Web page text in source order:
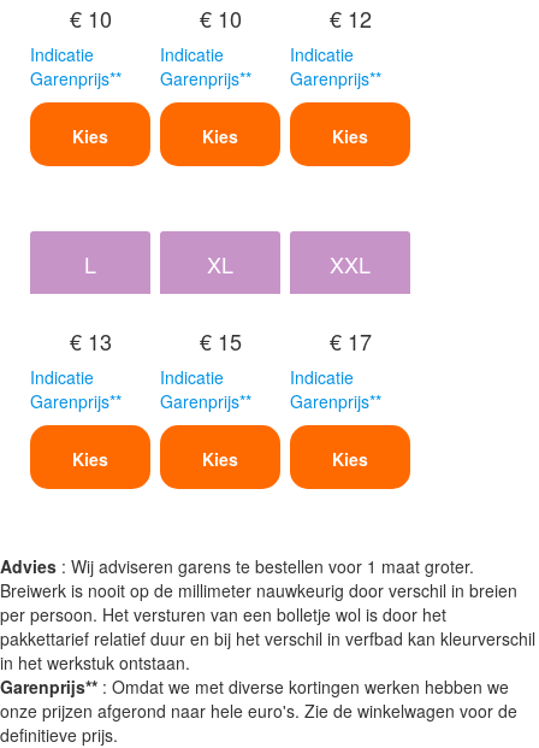
€ 10
Indicatie
Garenprijs**
Kies
€ 10
Indicatie
Garenprijs**
Kies
€ 12
Indicatie
Garenprijs**
Kies
L
€ 13
Indicatie
Garenprijs**
Kies
XL
€ 15
Indicatie
Garenprijs**
Kies
XXL
€ 17
Indicatie
Garenprijs**
Kies
Advies : Wij adviseren garens te bestellen voor 1 maat groter.
Breiwerk is nooit op de millimeter nauwkeurig door verschil in breien
per persoon. Het versturen van een bolletje wol is door het
pakkettarief relatief duur en bij het verschil in verfbad kan kleurverschil
in het werkstuk ontstaan.
Garenprijs** : Omdat we met diverse kortingen werken hebben we
onze prijzen afgerond naar hele euro's. Zie de winkelwagen voor de
definitieve prijs.